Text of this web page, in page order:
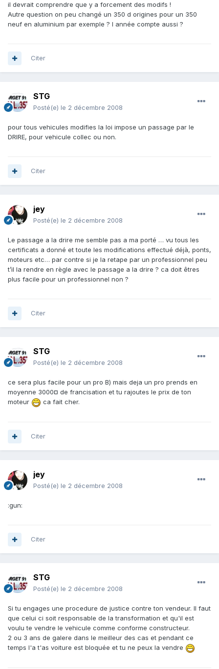
il devrait comprendre que y a forcement des modifs !
Autre question on peu changé un 350 d origines pour un 350
neuf en aluminium par exemple ? l année compte aussi ?
Citer
STG
Posté(e) le 2 décembre 2008
pour tous vehicules modifies la loi impose un passage par le
DRIRE, pour vehicule collec ou non.
Citer
jey
Posté(e) le 2 décembre 2008
Le passage a la drire me semble pas a ma porté … vu tous les
certificats a donné et toute les modifications effectué déjà, ponts,
moteurs etc… par contre si je la retape par un professionnel peu
t’il la rendre en règle avec le passage a la drire ? ca doit êtres
plus facile pour un professionnel non ?
Citer
STG
Posté(e) le 2 décembre 2008
ce sera plus facile pour un pro B) mais deja un pro prends en
moyenne 3000¤ de francisation et tu rajoutes le prix de ton
moteur
ca fait cher.
Citer
jey
Posté(e) le 2 décembre 2008
:gun:
Citer
STG
Posté(e) le 2 décembre 2008
Si tu engages une procedure de justice contre ton vendeur. Il faut
que celui ci soit responsable de la transformation et qu'il est
voulu te vendre le vehicule comme conforme constructeur.
2 ou 3 ans de galere dans le meilleur des cas et pendant ce
temps l'a t'as voiture est bloquée et tu ne peux la vendre